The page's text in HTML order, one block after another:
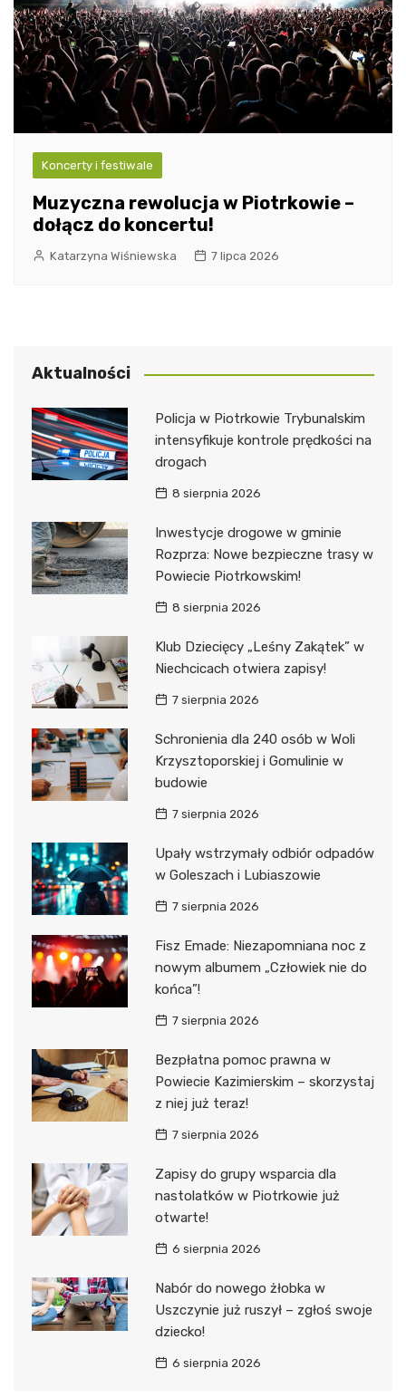
Koncerty i festiwale
Muzyczna rewolucja w Piotrkowie –
dołącz do koncertu!
Katarzyna Wiśniewska 7 lipca 2026
Aktualności
Policja w Piotrkowie Trybunalskim
intensyfikuje kontrole prędkości na
drogach
8 sierpnia 2026
Inwestycje drogowe w gminie
Rozprza: Nowe bezpieczne trasy w
Powiecie Piotrkowskim!
8 sierpnia 2026
Klub Dziecięcy „Leśny Zakątek” w
Niechcicach otwiera zapisy!
7 sierpnia 2026
Schronienia dla 240 osób w Woli
Krzysztoporskiej i Gomulinie w
budowie
7 sierpnia 2026
Upały wstrzymały odbiór odpadów
w Goleszach i Lubiaszowie
7 sierpnia 2026
Fisz Emade: Niezapomniana noc z
nowym albumem „Człowiek nie do
końca”!
7 sierpnia 2026
Bezpłatna pomoc prawna w
Powiecie Kazimierskim – skorzystaj
z niej już teraz!
7 sierpnia 2026
Zapisy do grupy wsparcia dla
nastolatków w Piotrkowie już
otwarte!
6 sierpnia 2026
Nabór do nowego żłobka w
Uszczynie już ruszył – zgłoś swoje
dziecko!
6 sierpnia 2026